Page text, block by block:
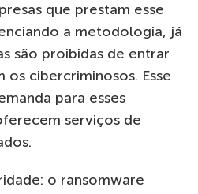
que prestam esse
a metodologia, já
são proibidas de entrar
cibercriminosos. Esse
para esses
serviços de
o ransomware